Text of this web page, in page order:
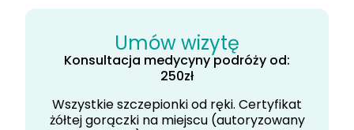
Umów wizytę
Konsultacja medycyny podróży od:
250zł
Wszystkie szczepionki od ręki. Certyfikat
żółtej gorączki na miejscu (autoryzowany